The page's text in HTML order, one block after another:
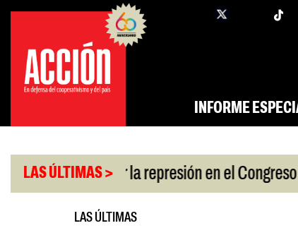
Saltar
contenido
facebook
INFORME
LAS ÚLTIMAS >
a policías por la represión en el Congreso |
LAS ÚLTIMAS